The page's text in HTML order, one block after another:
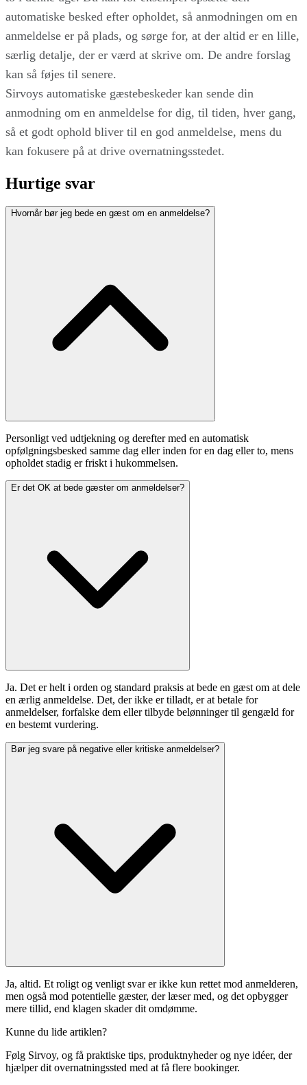
automatiske besked efter opholdet, så anmodningen om en
anmeldelse er på plads, og sørge for, at der altid er en lille,
særlig detalje, der er værd at skrive om. De andre forslag
kan så føjes til senere.
Sirvoys automatiske gæstebeskeder kan sende din
anmodning om en anmeldelse for dig, til tiden, hver gang,
så et godt ophold bliver til en god anmeldelse, mens du
kan fokusere på at drive overnatningsstedet.
Hurtige svar
Hvornår bør jeg bede en gæst om en anmeldelse?
Personligt ved udtjekning og derefter med en automatisk
opfølgningsbesked samme dag eller inden for en dag eller to, mens
opholdet stadig er friskt i hukommelsen.
Er det OK at bede gæster om anmeldelser?
Ja. Det er helt i orden og standard praksis at bede en gæst om at dele
en ærlig anmeldelse. Det, der ikke er tilladt, er at betale for
anmeldelser, forfalske dem eller tilbyde belønninger til gengæld for
en bestemt vurdering.
Bør jeg svare på negative eller kritiske anmeldelser?
Ja, altid. Et roligt og venligt svar er ikke kun rettet mod anmelderen,
men også mod potentielle gæster, der læser med, og det opbygger
mere tillid, end klagen skader dit omdømme.
Kunne du lide artiklen?
Følg Sirvoy, og få praktiske tips, produktnyheder og nye idéer, der
hjælper dit overnatningssted med at få flere bookinger.